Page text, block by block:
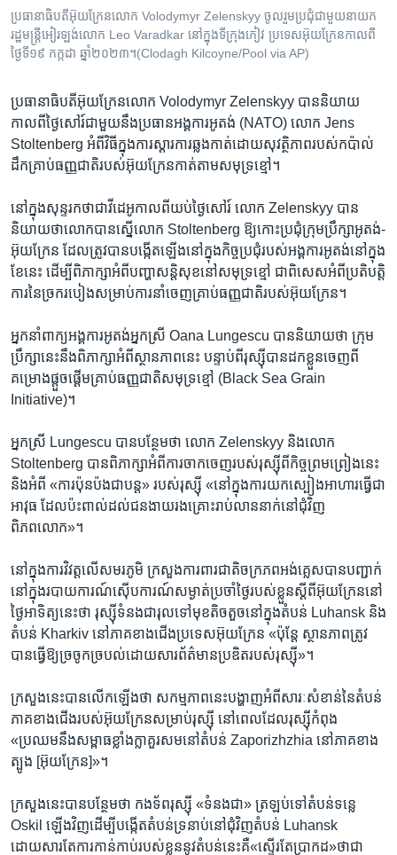
កាន់​
ទំព័រ​
ស្វែង​
ភាសា
ប្រធានាធិបតី​អ៊ុយក្រែន​លោក Volodymyr Zelenskyy ចូល​រួម​ប្រជុំ​ជាមួយ​នាយក
រដ្ឋ​មន្ត្រី​អៀរឡង់លោក Leo Varadkar នៅ​ក្នុង​ទីក្រុងកៀវ ប្រទេស​អ៊ុយក្រែនកាលពី
ថ្ងៃទី​១៩ កក្កដា ឆ្នាំ២០២៣។(Clodagh Kilcoyne/Pool via AP)
ប្រធានាធិបតី​អ៊ុយក្រែន​លោក Volodymyr Zelenskyy បាន​និយាយ​
កាលពី​ថ្ងៃ​សៅរ៍​ជាមួយ​នឹង​ប្រធាន​អង្គការ​អូតង់ (NATO) លោក Jens
Stoltenberg អំពី​វិធី​ក្នុង​ការ​ស្ដារ​ការ​ឆ្លងកាត់​ដោយ​សុវត្ថិភាព​របស់​កប៉ាល់​
ដឹក​គ្រាប់​ធញ្ញជាតិ​របស់​អ៊ុយក្រែន​កាត់​តាម​សមុទ្រ​ខ្មៅ។
នៅ​ក្នុង​សុន្ទរកថា​ជា​វីដេអូ​កាលពី​យប់​ថ្ងៃ​សៅរ៍ លោក Zelenskyy បាន​
និយាយ​ថា​លោក​បាន​ស្នើ​លោក Stoltenberg ឱ្យ​កោះ​ប្រជុំ​ក្រុមប្រឹក្សា​អូតង់-
អ៊ុយក្រែន ដែល​ត្រូវ​បាន​បង្កើត​ឡើង​នៅ​ក្នុង​កិច្ច​ប្រជុំ​របស់​អង្គការ​អូតង់​នៅ​ក្នុង​
ខែ​នេះ ដើម្បី​ពិភាក្សា​អំពី​បញ្ហា​សន្តិសុខ​នៅ​សមុទ្រ​ខ្មៅ ជា​ពិសេស​អំពី​ប្រតិបត្តិ
ការ​នៃ​ច្រក​របៀង​សម្រាប់​ការ​នាំចេញ​គ្រាប់​ធញ្ញជាតិ​របស់​អ៊ុយក្រែន។
អ្នក​នាំពាក្យ​អង្គការ​អូតង់​អ្នកស្រី Oana Lungescu បាន​និយាយ​ថា ក្រុម
ប្រឹក្សា​នេះ​នឹង​ពិភាក្សា​អំពី​ស្ថានភាព​នេះ បន្ទាប់ពី​រុស្ស៊ី​បាន​ដក​ខ្លួន​ចេញ​ពី​
គម្រោង​ផ្ដួចផ្ដើម​គ្រាប់​ធញ្ញជាតិ​សមុទ្រ​ខ្មៅ (Black Sea Grain
Initiative)។
អ្នកស្រី Lungescu បាន​បន្ថែម​ថា លោក Zelenskyy និង​លោក
Stoltenberg បាន​ពិភាក្សា​អំពី​ការ​ចាកចេញ​របស់​រុស្ស៊ី​ពី​កិច្ច​ព្រមព្រៀង​នេះ​
និង​អំពី «ការ​ប៉ុនប៉ង​ជា​បន្ត» របស់​រុស្ស៊ី «នៅ​ក្នុង​ការ​យក​ស្បៀង​អាហារ​ធ្វើ​ជា​
អាវុធ ដែល​ប៉ះពាល់​ដល់​ជន​ងាយ​រងគ្រោះ​រាប់​លាន​នាក់​នៅ​ជុំវិញ​
ពិភពលោក»។
នៅ​ក្នុង​ការវិវត្ត​លើ​សមរភូមិ​ ក្រសួង​ការពារ​ជាតិ​ចក្រភព​អង់គ្លេស​បាន​បញ្ជាក់​
នៅ​ក្នុង​របាយការណ៍​ស៊ើបការណ៍​សម្ងាត់​ប្រចាំ​ថ្ងៃ​របស់​ខ្លួន​ស្ដីពី​អ៊ុយក្រែន​នៅ​
ថ្ងៃ​អាទិត្យ​នេះ​ថា រុស្ស៊ី​ទំនង​ជា​រុល​ទៅមុខ​តិចតួចនៅ​ក្នុង​តំបន់ Luhansk និង​
តំបន់ Kharkiv នៅ​ភាគ​ខាង​ជើង​ប្រទេស​អ៊ុយក្រែន «ប៉ុន្តែ ស្ថានភាព​ត្រូវ​
បាន​ធ្វើ​ឱ្យ​ច្រចូកច្របល់​ដោយសារ​ព័ត៌មាន​ប្រឌិត​របស់​រុស្ស៊ី»។
ក្រសួង​នេះ​បាន​លើកឡើង​ថា សកម្មភាព​នេះ​បង្ហាញ​អំពី​សារៈសំខាន់​នៃ​តំបន់​
ភាគ​ខាង​ជើង​របស់​អ៊ុយក្រែន​សម្រាប់​រុស្ស៊ី នៅ​ពេល​ដែល​រុស្ស៊ី​កំពុង
«ប្រឈម​នឹង​សម្ពាធ​ខ្លាំងក្លា​គួរសម​នៅ​តំបន់ Zaporizhzhia នៅ​ភាគ​ខាង​
ត្បូង [អ៊ុយក្រែន]»។
ក្រសួង​នេះ​បាន​បន្ថែម​ថា កងទ័ព​រុស្ស៊ី «ទំនង​ជា» ត្រឡប់​ទៅ​តំបន់​ទន្លេ
Oskil ឡើង​វិញ​ដើម្បី​បង្កើត​តំបន់​ទ្រនាប់​នៅ​ជុំវិញ​តំបន់ Luhansk
ដោយសារតែ​ការ​កាន់កាប់​របស់​ខ្លួន​នូវ​តំបន់​នេះ​គឺ​«ស្ទើរតែ​ប្រាកដ​»​ថា​ជា​